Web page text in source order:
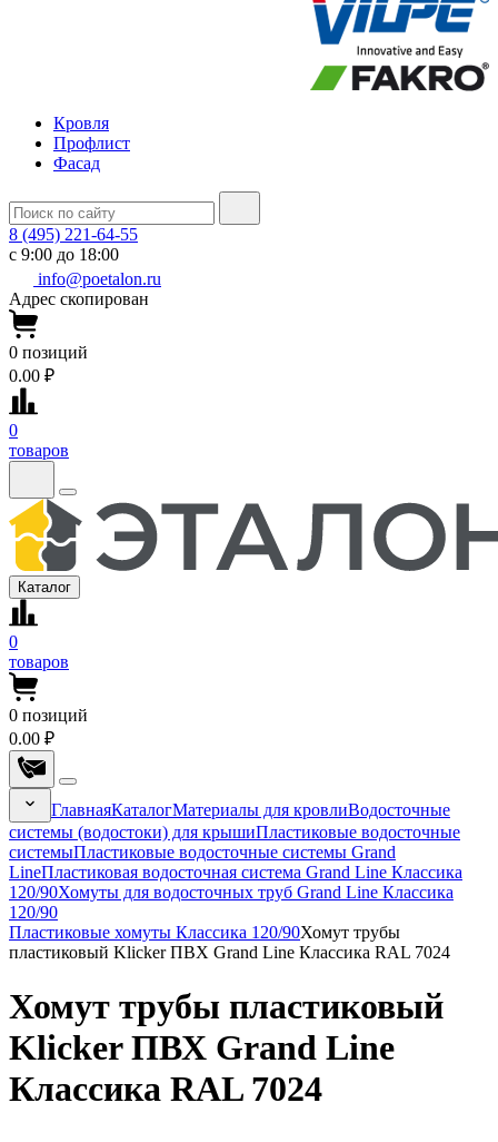
Кровля
Профлист
Фасад
8 (495) 221-64-55
с 9:00 до 18:00
info@poetalon.ru
Адрес скопирован
0 позиций
0.00 ₽
0
товаров
Каталог
0
товаров
0 позиций
0.00 ₽
ГлавнаяКаталогМатериалы для кровлиВодосточные
системы (водостоки) для крышиПластиковые водосточные
системыПластиковые водосточные системы Grand
LineПластиковая водосточная система Grand Line Классика
120/90Хомуты для водосточных труб Grand Line Классика
120/90
Пластиковые хомуты Классика 120/90Хомут трубы
пластиковый Klicker ПВХ Grand Line Классика RAL 7024
Хомут трубы пластиковый
Klicker ПВХ Grand Line
Классика RAL 7024